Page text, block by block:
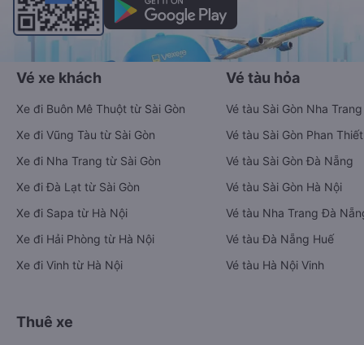
Vé xe khách
Xe đi Buôn Mê Thuột từ Sài Gòn
Xe đi Vũng Tàu từ Sài Gòn
Xe đi Nha Trang từ Sài Gòn
Xe đi Đà Lạt từ Sài Gòn
Xe đi Sapa từ Hà Nội
Xe đi Hải Phòng từ Hà Nội
Xe đi Vinh từ Hà Nội
Vé tàu hỏa
Vé tàu Sài Gòn Nha Trang
Vé tàu Sài Gòn Phan Thiết
Vé tàu Sài Gòn Đà Nẵng
Vé tàu Sài Gòn Hà Nội
Vé tàu Nha Trang Đà
Vé tàu Đà Nẵng Huế
Vé tàu Hà Nội Vinh
Thuê xe